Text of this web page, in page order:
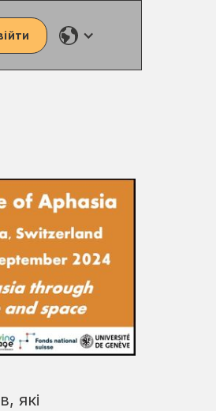
які